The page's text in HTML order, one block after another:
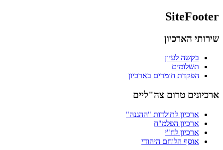
SiteFooter
שירותי הארכיון
בקשה לעיון
תשלומים
הפקדת חומרים בארכיון
ארכיונים טרום צה"ליים
ארכיון לתולדות "ההגנה"
ארכיון הפלמ"ח
ארכיון לח"י
אוסף הלוחם היהודי